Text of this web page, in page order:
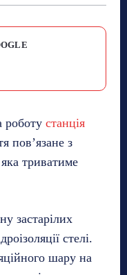
роботу станція
пов’язане з
триватиме
застарілих
стелі.
шару на